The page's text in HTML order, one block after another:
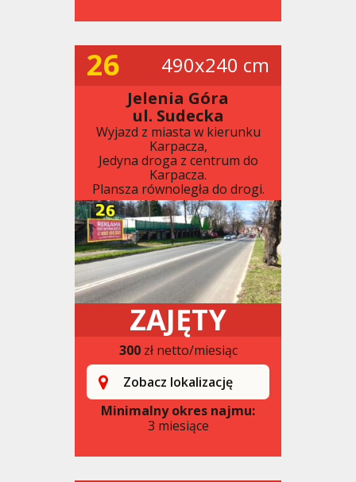
26 490x240 cm
Jelenia Góra
ul. Sudecka
Wyjazd z miasta w kierunku
Karpacza,
Jedyna droga z centrum do
Karpacza.
Plansza równoległa do drogi.
ZAJĘTY
300zł netto/miesiąc
Zobacz lokalizację
Minimalny okres najmu:
3 miesiące